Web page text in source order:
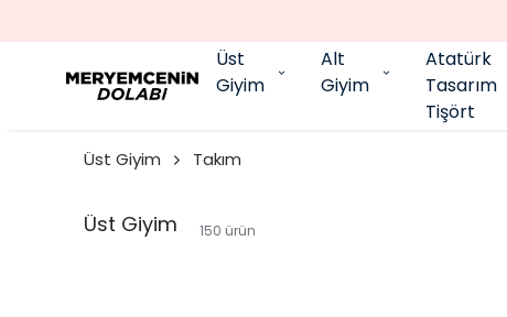
Üst
Giyim
Alt
Giyim
Atatürk
Tasarım
Tişört
Üst Giyim Takım
Üst Giyim 150 ürün